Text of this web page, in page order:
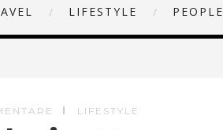
LIFESTYLE PEOPLE
LIFESTYLE